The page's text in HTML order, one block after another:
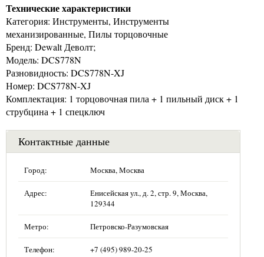
Технические характеристики
Категория: Инструменты, Инструменты
механизированные, Пилы торцовочные
Бренд: Dewalt Деволт;
Модель: DCS778N
Разновидность: DCS778N-XJ
Номер: DCS778N-XJ
Комплектация: 1 торцовочная пила + 1 пильный диск + 1
струбцина + 1 спецключ
Контактные данные
Город: Москва, Москва
Адрес:
Енисейская ул., д. 2, стр. 9, Москва,
129344
Метро: Петровско-Разумовская
Телефон: +7 (495) 989-20-25